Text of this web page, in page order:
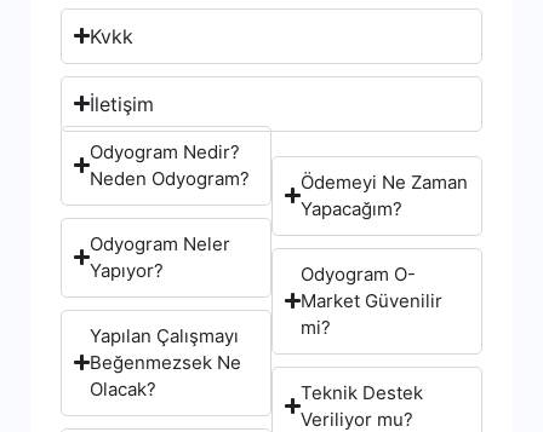
Kvkk
İletişim
Odyogram Nedir?
Neden Odyogram?
Odyogram Neler
Yapıyor?
Yapılan Çalışmayı
Beğenmezsek Ne
Olacak?
Ödemeyi Ne Zaman
Yapacağım?
Odyogram O-
Market Güvenilir
mi?
Teknik Destek
Veriliyor mu?